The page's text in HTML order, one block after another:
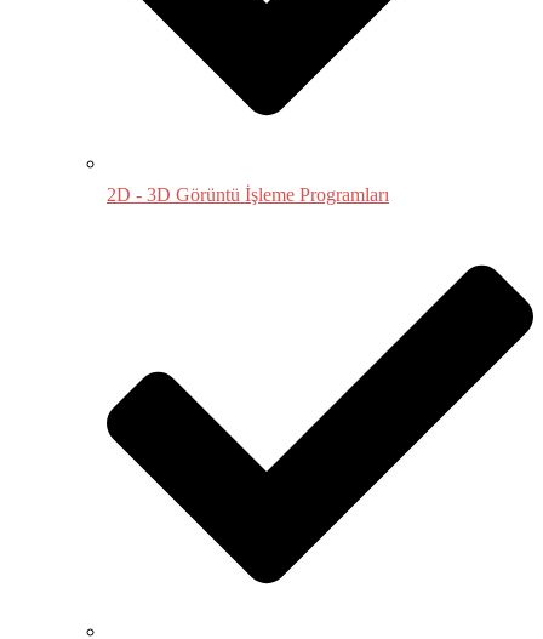
2D - 3D Görüntü İşleme Programları